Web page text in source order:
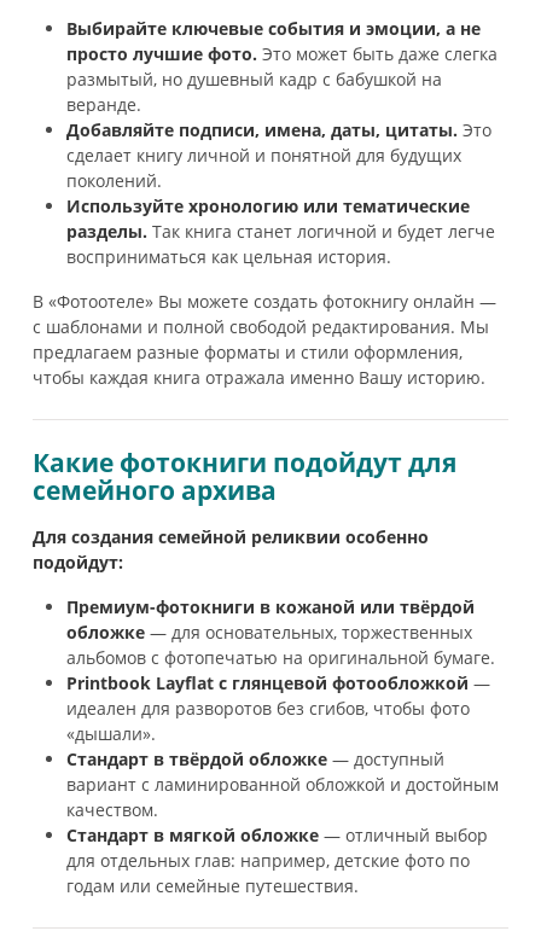
Выбирайте ключевые события и эмоции, а не
просто лучшие фото. Это может быть даже слегка
размытый, но душевный кадр с бабушкой на
веранде.
Добавляйте подписи, имена, даты, цитаты. Это
сделает книгу личной и понятной для будущих
поколений.
Используйте хронологию или тематические
разделы. Так книга станет логичной и будет легче
восприниматься как цельная история.
В «Фотоотеле» Вы можете создать фотокнигу онлайн —
с шаблонами и полной свободой редактирования. Мы
предлагаем разные форматы и стили оформления,
чтобы каждая книга отражала именно Вашу историю.
Какие фотокниги подойдут для
семейного архива
Для создания семейной реликвии особенно
подойдут:
Премиум-фотокниги в кожаной или твёрдой
обложке — для основательных, торжественных
альбомов с фотопечатью на оригинальной бумаге.
Printbook Layflat с глянцевой фотообложкой —
идеален для разворотов без сгибов, чтобы фото
«дышали».
Стандарт в твёрдой обложке — доступный
вариант с ламинированной обложкой и достойным
качеством.
Стандарт в мягкой обложке — отличный выбор
для отдельных глав: например, детские фото по
годам или семейные путешествия.